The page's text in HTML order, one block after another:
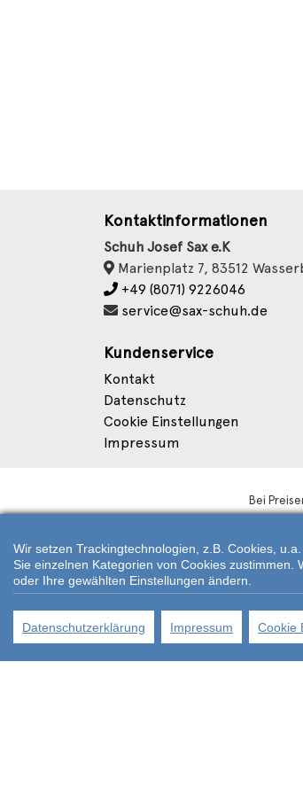
Kontaktinformationen
Schuh Josef Sax e.K
Marienplatz 7, 83512
+49 (8071) 9226046
service@sax-schuh.de
Kundenservice
Kontakt
Datenschutz
Cookie Einstellungen
Impressum
Bei
Wir setzen Trackingtechnologien, z.B. Cookies,
Sie einzelnen Kategorien von Cookies
oder Ihre gewählten Einstellungen ändern.
Datenschutzerklärung Impressum Cookie